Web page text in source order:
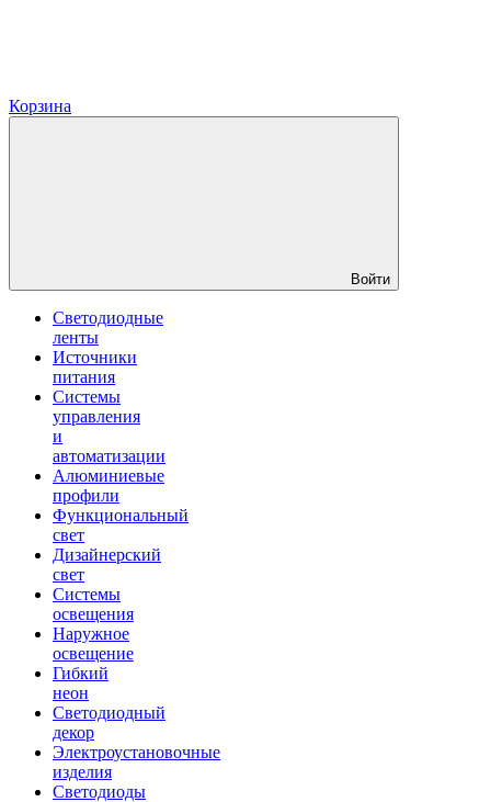
Корзина
Войти
Светодиодные
ленты
Источники
питания
Системы
управления
и
автоматизации
Алюминиевые
профили
Функциональный
свет
Дизайнерский
свет
Системы
освещения
Наружное
освещение
Гибкий
неон
Светодиодный
декор
Электроустановочные
изделия
Светодиоды